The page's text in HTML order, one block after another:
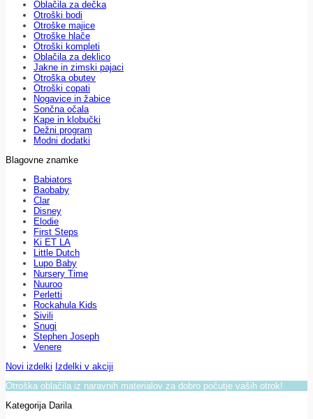
Oblačila za dečka
Otroški bodi
Otroške majice
Otroške hlače
Otroški kompleti
Oblačila za deklico
Jakne in zimski pajaci
Otroška obutev
Otroški copati
Nogavice in žabice
Sončna očala
Kape in klobučki
Dežni program
Modni dodatki
Blagovne znamke
Babiators
Baobaby
Clar
Disney
Elodie
First Steps
Ki ET LA
Little Dutch
Lupo Baby
Nursery Time
Nuuroo
Perletti
Rockahula Kids
Sivili
Snugi
Stephen Joseph
Venere
Novi izdelki Izdelki v akciji
Otroška oblačila iz naravnih materialov za dobro počutje vaših otrok!
Kategorija Darila